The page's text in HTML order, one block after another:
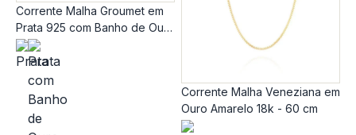
Corrente Malha Groumet em
Prata 925 com Banho de Ouro
Amarelo 18k - 40 cm
Corrente Malha Veneziana em
Ouro Amarelo 18k - 60 cm